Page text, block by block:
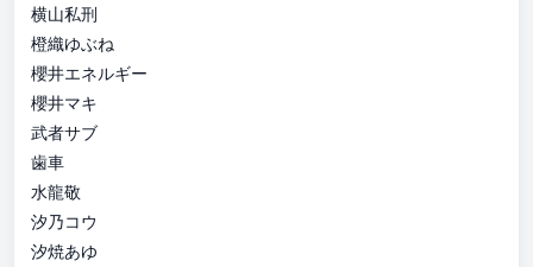
横山私刑
橙織ゆぶね
櫻井エネルギー
櫻井マキ
武者サブ
歯車
水龍敬
汐乃コウ
汐焼あゆ